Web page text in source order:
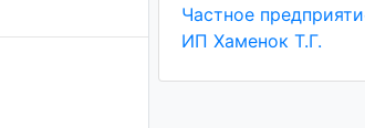
ИП Хаменок Т.Г.